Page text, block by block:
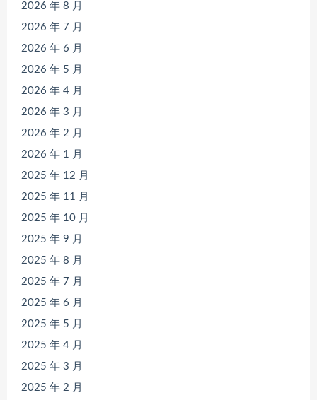
2026 年 8 月
2026 年 7 月
2026 年 6 月
2026 年 5 月
2026 年 4 月
2026 年 3 月
2026 年 2 月
2026 年 1 月
2025 年 12 月
2025 年 11 月
2025 年 10 月
2025 年 9 月
2025 年 8 月
2025 年 7 月
2025 年 6 月
2025 年 5 月
2025 年 4 月
2025 年 3 月
2025 年 2 月